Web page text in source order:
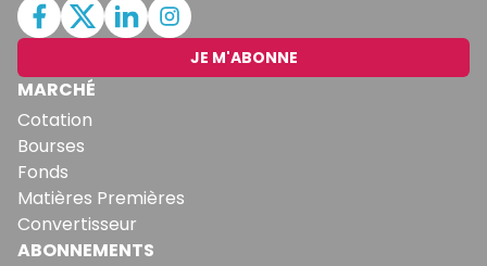
JE M'ABONNE
MARCHÉ
Cotation
Bourses
Fonds
Matières Premières
Convertisseur
ABONNEMENTS